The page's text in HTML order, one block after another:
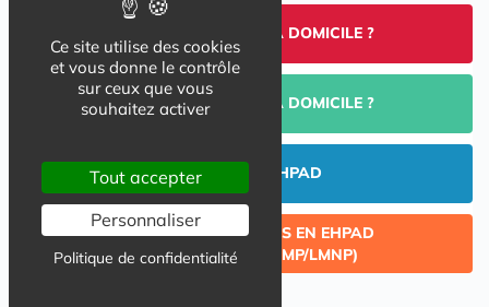
TROUVER UNE AIDE À DOMICILE ?
PORTAGE DE REPAS À DOMICILE ?
INVESTIR EN EHPAD
CÉDER UN LOT ACQUIS EN EHPAD
(INVESTISSEMENT LMP/LMNP)
Ce site utilise des cookies
et vous donne le contrôle
sur ceux que vous
souhaitez activer
Tout accepter
Personnaliser
Politique de confidentialité